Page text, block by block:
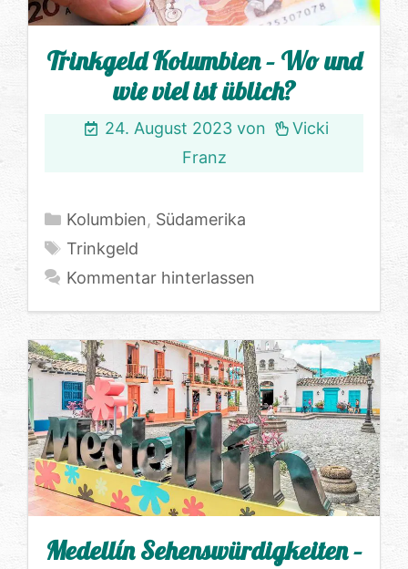
Trinkgeld Kolumbien – Wo und
wie viel ist üblich?
24. August 2023 von
Vicki
Franz
Kategorien
Kolumbien, Südamerika
Schlagwörter
Trinkgeld
Kommentar hinterlassen
Medellín Sehenswürdigkeiten –